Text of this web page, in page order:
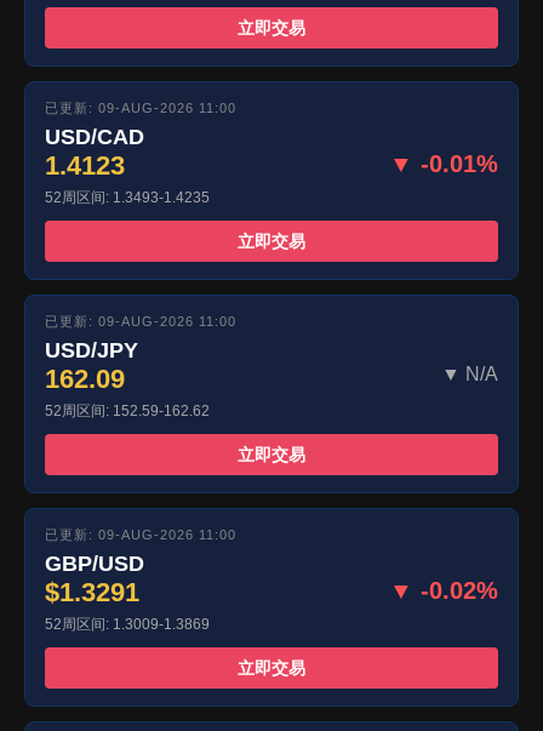
立即交易
已更新: 09-AUG-2026 11:00
USD/CAD
1.4123 ▼ -0.01%
52周区间: 1.3493-1.4235
立即交易
已更新: 09-AUG-2026 11:00
USD/JPY
162.09 ▼ N/A
52周区间: 152.59-162.62
立即交易
已更新: 09-AUG-2026 11:00
GBP/USD
$1.3291 ▼ -0.02%
52周区间: 1.3009-1.3869
立即交易